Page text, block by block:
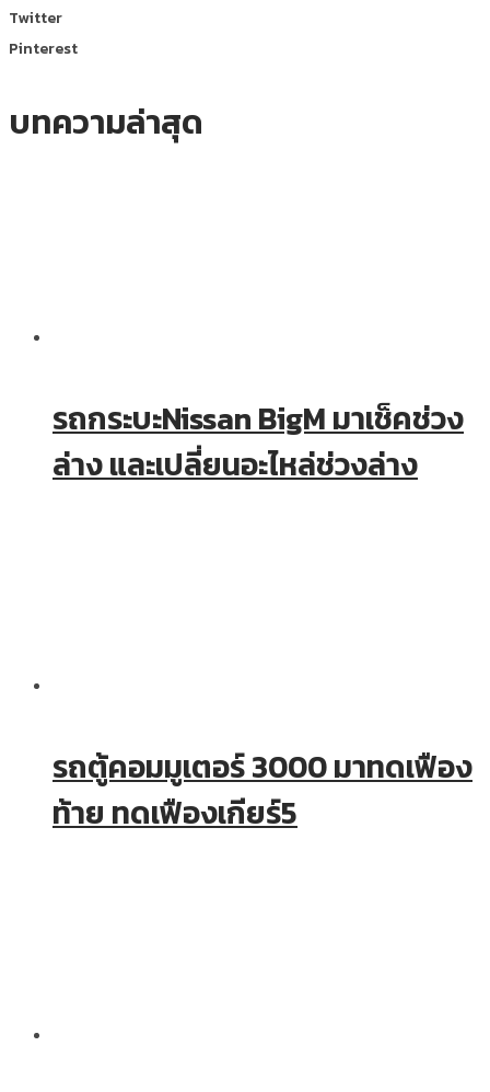
Twitter
Pinterest
บทความล่าสุด
รถกระบะNissan BigM มาเช็คช่วง
ล่าง และเปลี่ยนอะไหล่ช่วงล่าง
รถตู้คอมมูเตอร์ 3000 มาทดเฟือง
ท้าย ทดเฟืองเกียร์5